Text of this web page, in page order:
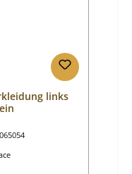
links